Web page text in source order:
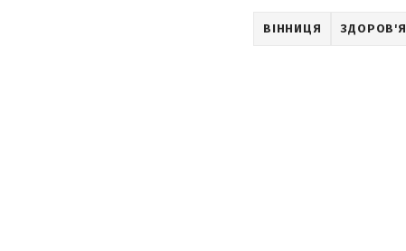
ВІННИЦЯ ЗДОРОВ'Я